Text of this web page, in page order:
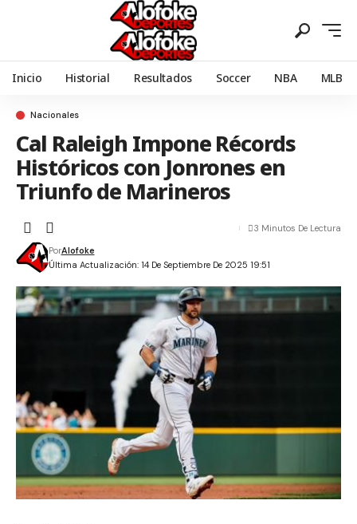
Inicio Historial Resultados Soccer NBA MLB
Nacionales
Cal Raleigh Impone Récords
Históricos con Jonrones en
Triunfo de Marineros
Última Actualización: 14 De Septiembre De 2025 19:51
PorAlofoke
3 Minutos De Lectura